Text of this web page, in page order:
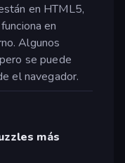
en HTML5,
en
Algunos
se puede
el navegador.
más